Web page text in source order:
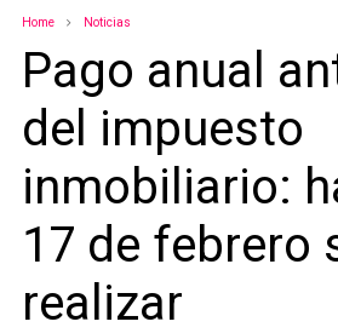
Home Noticias
Pago anual
del impuesto
inmobiliario:
17 de febrero
realizar